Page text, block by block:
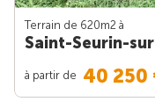
Terrain de 620m2 à
Saint-Seurin-
à partir de 40 250